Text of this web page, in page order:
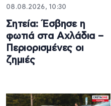
08.08.2026, 10:30
Σητεία: Έσβησε η
φωτιά στα Αχλάδια –
Περιορισμένες οι
ζημιές